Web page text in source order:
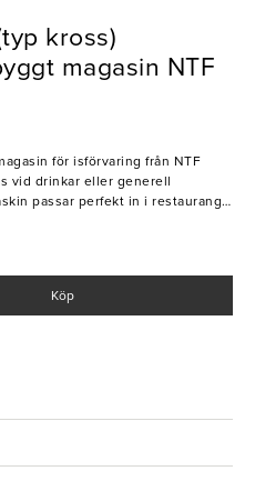
kross)
magasin NTF
för isförvaring från NTF
vid drinkar eller generell
passar perfekt in i restaurang-
Köp